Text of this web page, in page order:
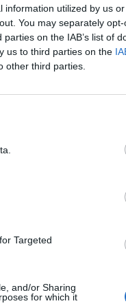
utilized by us
You may separately
on the IAB’s list of
us to third parties on the
other third parties.
Targeted
and/or Sharing
for which it
digital divide in Italia,
provincia e quarto
le attività economiche e
il territorio nazionale la
e per la riduzione del